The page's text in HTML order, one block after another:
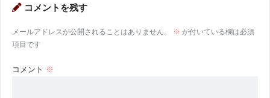
コメントを残す
メールアドレスが公開されることはありません。 ※ が付いている欄は必須
項目です
コメント ※